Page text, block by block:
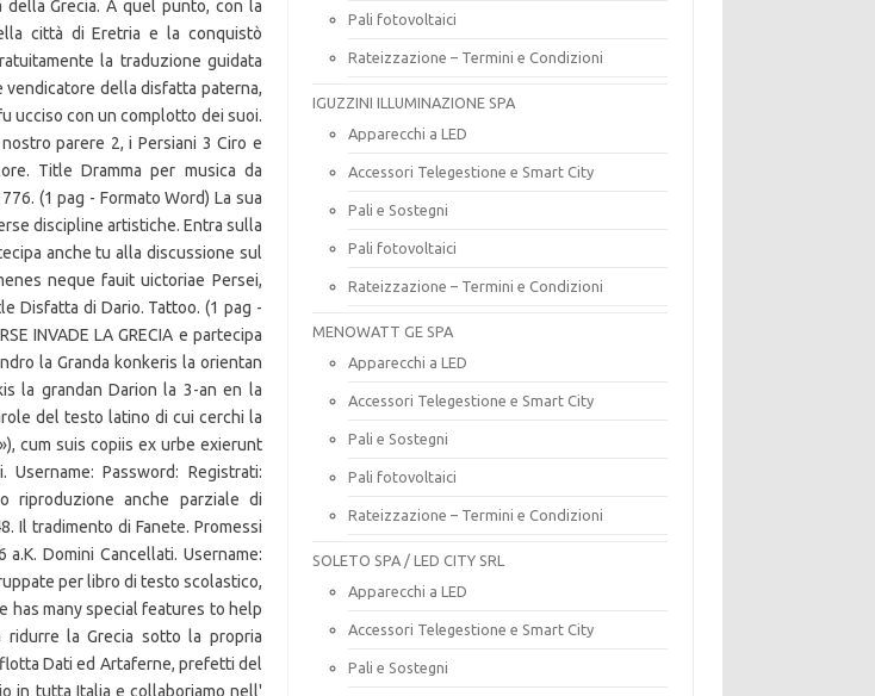
Pali fotovoltaici
Rateizzazione – Termini e Condizioni
IGUZZINI ILLUMINAZIONE SPA
Apparecchi a LED
Accessori Telegestione e Smart City
Pali e Sostegni
Pali fotovoltaici
Rateizzazione – Termini e Condizioni
MENOWATT GE SPA
Apparecchi a LED
Accessori Telegestione e Smart City
Pali e Sostegni
Pali fotovoltaici
Rateizzazione – Termini e Condizioni
SOLETO SPA / LED CITY SRL
Apparecchi a LED
Accessori Telegestione e Smart City
Pali e Sostegni